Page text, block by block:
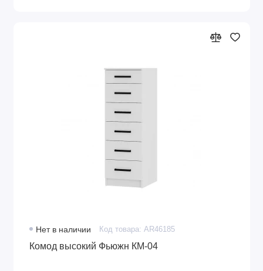
Нет в наличии Код товара: AR46185
Комод высокий Фьюжн КМ-04